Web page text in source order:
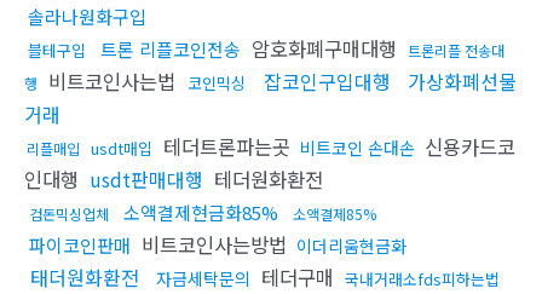
솔라나원화구입
블테구입 트론 리플코인전송 암호화폐구매대행
트론리플 전송대
행
비트코인사는법 코인믹싱 잡코인구입대행
가상화폐선물
거래
리플매입 usdt매입 테더트론파는곳 비트코인 손대손 신용카드코
인대행 usdt판매대행 테더원화환전
검돈믹싱업체 소액결제현금화85% 소액결제85%
파이코인판매 비트코인사는방법 이더리움현금화
태더원화환전 자금세탁문의 테더구매 국내거래소fds피하는법